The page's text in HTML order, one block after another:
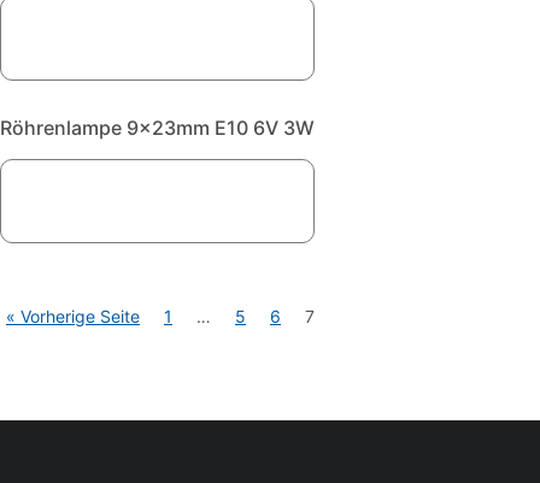
Röhrenlampe 9x23mm E10 6V 3W
« Vorherige Seite 1 … 5 6 7